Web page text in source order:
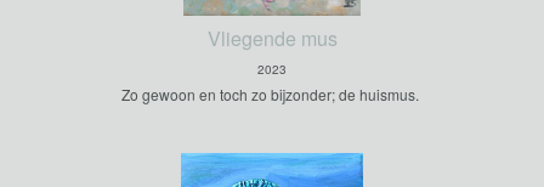
Vliegende mus
2023
Zo gewoon en toch zo bijzonder; de huismus.